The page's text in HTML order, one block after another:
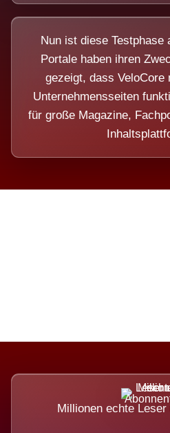
Nun ist diese Testphase
Portale haben ihren
gezeigt, dass VeloCore
Unternehmensseiten
für große Magazine,
Millionen echte Leser